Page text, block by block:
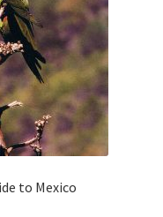
to Mexico